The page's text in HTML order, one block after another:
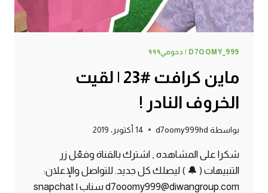
D7OOMY_999 | دحومي٩٩٩
ماين كرافت #23 | لقيت
الخروف النادر !
بواسطة d7oomy999hd 14 أكتوبر، 2019
شكرا على المشاهده , اشترك بالقناة وفعّل زر
التنبيهات ( 🔔 ) ليصلك كل جديد. للتواصل والإعلان:
d7ooomy999@diwangroup.com سناب | snapchat